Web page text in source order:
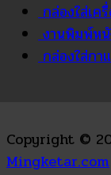
กล่องใส่เค
งานพิมพ์ห
กล่องใส่ก
Copyright ©
Mingketar.com